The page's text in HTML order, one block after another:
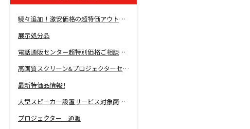
続々追加！激安価格の超特価アウトレットセール開催！
展示処分品
電話通販センター超特別価格ご相談コーナー！
高画質スクリーン&プロジェクターセット超特価！
最新特価品情報!!
大型スピーカー設置サービス対象商品！
プロジェクター 通販